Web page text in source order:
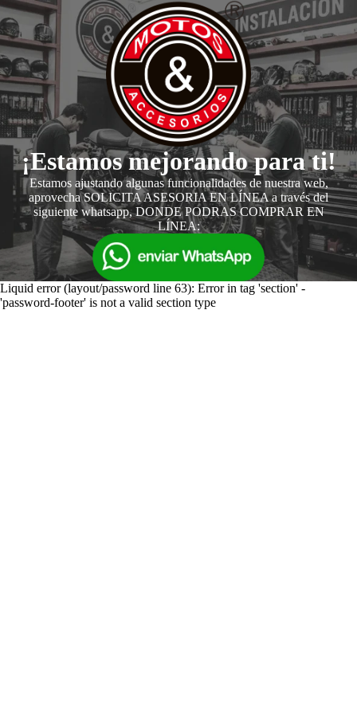
¡Estamos mejorando para ti!
Estamos ajustando algunas funcionalidades de nuestra web,
aprovecha SOLICITA ASESORIA EN LÍNEA a través del
siguiente whatsapp, DONDE PODRAS COMPRAR EN
LÍNEA:
Liquid error (layout/password line 63): Error in tag 'section' -
'password-footer' is not a valid section type